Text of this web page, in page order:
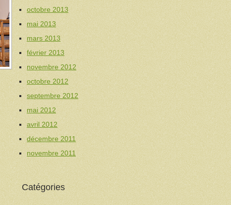
octobre 2013
mai 2013
mars 2013
février 2013
novembre 2012
octobre 2012
septembre 2012
mai 2012
avril 2012
décembre 2011
novembre 2011
Catégories